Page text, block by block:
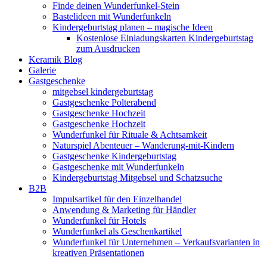
Finde deinen Wunderfunkel-Stein
Bastelideen mit Wunderfunkeln
Kindergeburtstag planen – magische Ideen
Kostenlose Einladungskarten Kindergeburtstag
zum Ausdrucken
Keramik Blog
Galerie
Gastgeschenke
mitgebsel kindergeburtstag
Gastgeschenke Polterabend
Gastgeschenke Hochzeit
Gastgeschenke Hochzeit
Wunderfunkel für Rituale & Achtsamkeit
Naturspiel Abenteuer – Wanderung-mit-Kindern
Gastgeschenke Kindergeburtstag
Gastgeschenke mit Wunderfunkeln
Kindergeburtstag Mitgebsel und Schatzsuche
B2B
Impulsartikel für den Einzelhandel
Anwendung & Marketing für Händler
Wunderfunkel für Hotels
Wunderfunkel als Geschenkartikel
Wunderfunkel für Unternehmen – Verkaufsvarianten in
kreativen Präsentationen